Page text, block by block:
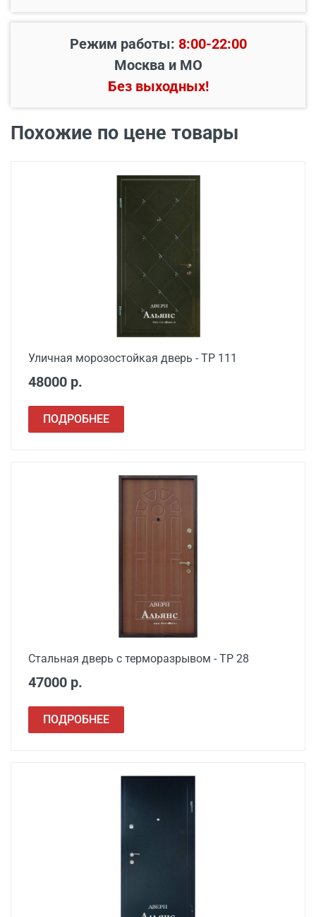
Наименование вида
Цена, руб.
металлической двери
от 1000
от 1000
Режим работы: 8:00-22:00
Москва и МО
Без выходных!
Похожие по цене товары
Уличная морозостойкая дверь - ТР 111
48000 р.
ПОДРОБНЕЕ
Стальная дверь с терморазрывом - ТР 28
47000 р.
ПОДРОБНЕЕ